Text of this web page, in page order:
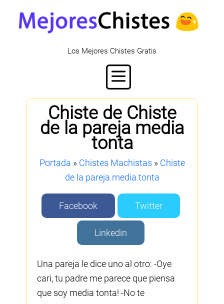
Los Mejores Chistes Gratis
Chiste de Chiste
de la pareja media
tonta
Portada » Chistes Machistas » Chiste
de la pareja media tonta
Facebook Twitter
Linkedin
Una pareja le dice uno al otro: -Oye
cari, tu padre me parece que piensa
que soy media tonta! -No te